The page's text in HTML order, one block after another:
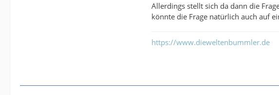
Allerdings stellt sich da dann die
könnte die Frage natürlich auch auf
https://www.dieweltenbummler.de